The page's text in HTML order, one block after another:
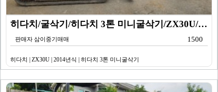
히다치/굴삭기/히다치 3톤 미니굴삭기/ZX30U/201…
판매자 삼이중기매매 1500
히다치 | ZX30U | 2014년식 | 히다치 3톤 미니굴삭기